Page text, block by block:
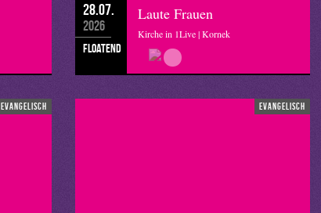
28.07.
2026
floatend
Laute Frauen
Kirche in 1Live | Kornek
evangelisch evangelisch